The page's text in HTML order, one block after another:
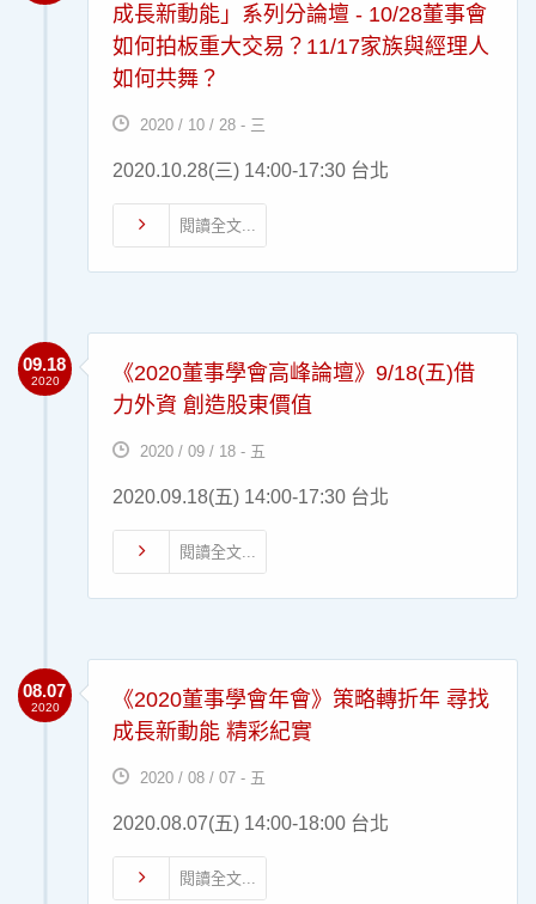
成長新動能」系列分論壇 - 10/28董事會
如何拍板重大交易？11/17家族與經理人
如何共舞？
2020 / 10 / 28 - 三
2020.10.28(三) 14:00-17:30 台北
閱讀全文...
09.18
2020
《2020董事學會高峰論壇》9/18(五)借
力外資 創造股東價值
2020 / 09 / 18 - 五
2020.09.18(五) 14:00-17:30 台北
閱讀全文...
08.07
2020
《2020董事學會年會》策略轉折年 尋找
成長新動能 精彩紀實
2020 / 08 / 07 - 五
2020.08.07(五) 14:00-18:00 台北
閱讀全文...